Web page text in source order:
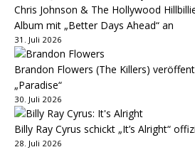
Chris Johnson & The Hollywood
Album mit „Better Days Ahead“ an
31. Juli 2026
Brandon Flowers (The Killers)
„Paradise“
30. Juli 2026
Billy Ray Cyrus schickt „It’s Alright“
28. Juli 2026